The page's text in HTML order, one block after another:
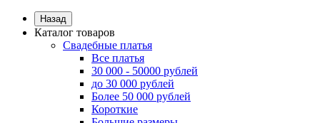
Назад
Каталог товаров
Свадебные платья
Все платья
30 000 - 50000 рублей
до 30 000 рублей
Более 50 000 рублей
Короткие